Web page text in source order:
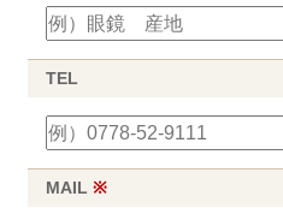
TEL
MAIL※